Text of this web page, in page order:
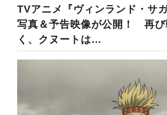
TVアニメ『ヴィンランド・サ
写真＆予告映像が公開！ 再び
く、クヌートは…